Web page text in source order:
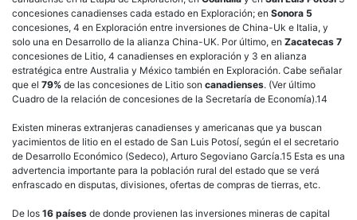
concesiones canadienses cada estado en Exploración; en Sonora 5
concesiones, 4 en Exploración entre inversiones de China-Uk e Italia, y
solo una en Desarrollo de la alianza China-UK. Por último, en Zacatecas 7
concesiones de Litio, 4 canadienses en exploración y 3 en alianza
estratégica entre Australia y México también en Exploración. Cabe señalar
que el 79% de las concesiones de Litio son canadienses. (Ver último
Cuadro de la relación de concesiones de la Secretaría de Economía).14
Existen mineras extranjeras canadienses y americanas que ya buscan
yacimientos de litio en el estado de San Luis Potosí, según el el secretario
de Desarrollo Económico (Sedeco), Arturo Segoviano García.15 Esta es una
advertencia importante para la población rural del estado que se verá
enfrascado en disputas, divisiones, ofertas de compras de tierras, etc.
De los 16 países de donde provienen las inversiones mineras de capital